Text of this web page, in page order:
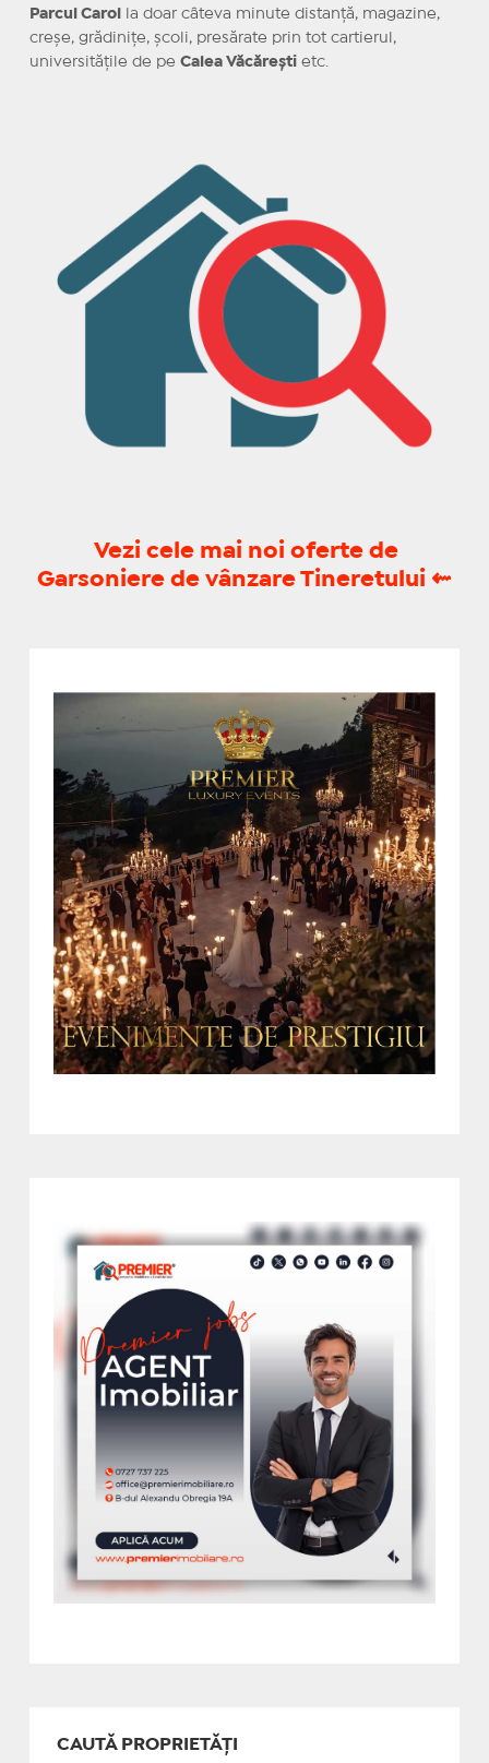
Parcul Carol
la doar câteva minute distanță, magazine,
creșe, grădinițe, școli, presărate prin tot cartierul,
universitățile de pe Calea Văcăreștietc.
Vezi cele mai noi oferte de
Garsoniere de vânzare Tineretului ⇜
CAUTĂ PROPRIETĂȚI